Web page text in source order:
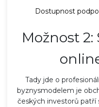
Dostupnost
Možnost 2:
Tady jde o
byznysmodelem je
českých investorů patří